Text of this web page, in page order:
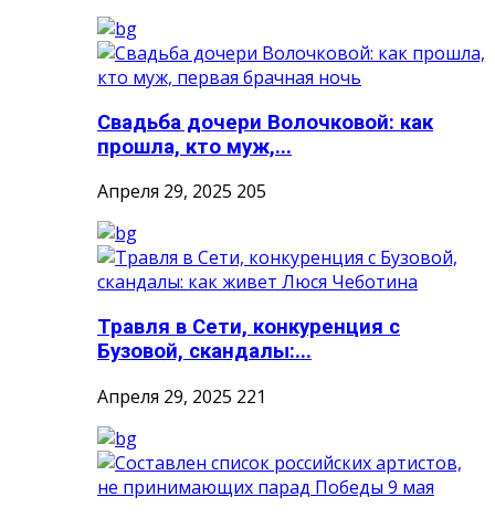
Свадьба дочери Волочковой: как
прошла, кто муж,...
Апреля 29, 2025 205
Травля в Сети, конкуренция с
Бузовой, скандалы:...
Апреля 29, 2025 221